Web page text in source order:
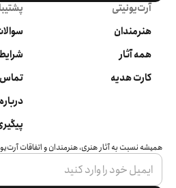
آرت‌یونیتی
هنرمندان
همه آثار
کارت هدیه
تماس
همیشه نسبت به آثار هنری، هنرمندان و اتفاقات